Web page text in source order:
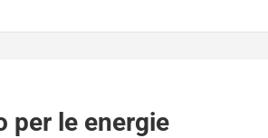
per le energie